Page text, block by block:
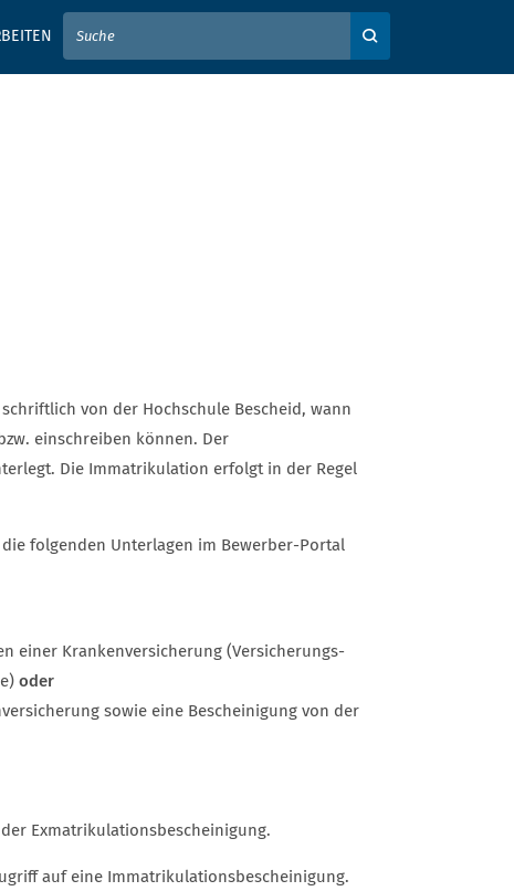
HIER IHREN SUCHBEGRIFF EIN
von der Hochschule Bescheid, wann
einschreiben können. Der
Die Immatrikulation erfolgt in der Regel
folgenden Unterlagen im Bewerber-Portal
einer Krankenversicherung (Versicherungs-
oder
sowie eine Bescheinigung von der
Exmatrikulationsbescheinigung.
auf eine Immatrikulationsbescheinigung.